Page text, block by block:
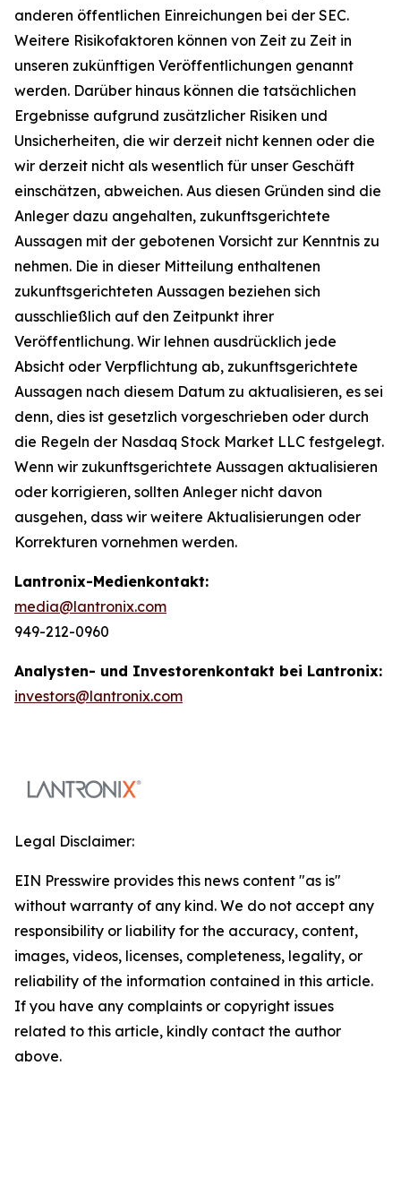
anderen öffentlichen Einreichungen bei der SEC.
Weitere Risikofaktoren können von Zeit zu Zeit in
unseren zukünftigen Veröffentlichungen genannt
werden. Darüber hinaus können die tatsächlichen
Ergebnisse aufgrund zusätzlicher Risiken und
Unsicherheiten, die wir derzeit nicht kennen oder die
wir derzeit nicht als wesentlich für unser Geschäft
einschätzen, abweichen. Aus diesen Gründen sind die
Anleger dazu angehalten, zukunftsgerichtete
Aussagen mit der gebotenen Vorsicht zur Kenntnis zu
nehmen. Die in dieser Mitteilung enthaltenen
zukunftsgerichteten Aussagen beziehen sich
ausschließlich auf den Zeitpunkt ihrer
Veröffentlichung. Wir lehnen ausdrücklich jede
Absicht oder Verpflichtung ab, zukunftsgerichtete
Aussagen nach diesem Datum zu aktualisieren, es sei
denn, dies ist gesetzlich vorgeschrieben oder durch
die Regeln der Nasdaq Stock Market LLC festgelegt.
Wenn wir zukunftsgerichtete Aussagen aktualisieren
oder korrigieren, sollten Anleger nicht davon
ausgehen, dass wir weitere Aktualisierungen oder
Korrekturen vornehmen werden.
Lantronix-Medienkontakt:
media@lantronix.com
949-212-0960
Analysten- und Investorenkontakt bei Lantronix:
investors@lantronix.com
Legal Disclaimer:
EIN Presswire provides this news content "as is"
without warranty of any kind. We do not accept any
responsibility or liability for the accuracy, content,
images, videos, licenses, completeness, legality, or
reliability of the information contained in this article.
If you have any complaints or copyright issues
related to this article, kindly contact the author
above.